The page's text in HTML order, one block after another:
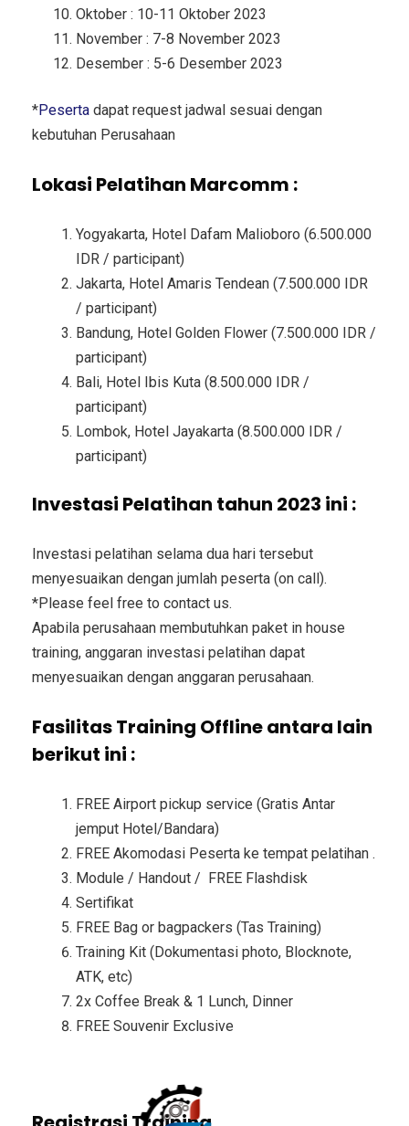
Oktober : 10-11 Oktober 2023
November : 7-8 November 2023
Desember : 5-6 Desember 2023
*Peserta dapat request jadwal sesuai dengan
kebutuhan Perusahaan
Lokasi Pelatihan Marcomm :
Yogyakarta, Hotel Dafam Malioboro (6.500.000
IDR / participant)
Jakarta, Hotel Amaris Tendean (7.500.000 IDR
/ participant)
Bandung, Hotel Golden Flower (7.500.000 IDR /
participant)
Bali, Hotel Ibis Kuta (8.500.000 IDR /
participant)
Lombok, Hotel Jayakarta (8.500.000 IDR /
participant)
Investasi Pelatihan tahun 2023 ini :
Investasi pelatihan selama dua hari tersebut
menyesuaikan dengan jumlah peserta (on call).
*Please feel free to contact us.
Apabila perusahaan membutuhkan paket in house
training, anggaran investasi pelatihan dapat
menyesuaikan dengan anggaran perusahaan.
Fasilitas Training Offline antara lain
berikut ini :
FREE Airport pickup service (Gratis Antar
jemput Hotel/Bandara)
FREE Akomodasi Peserta ke tempat pelatihan .
Module / Handout / FREE Flashdisk
Sertifikat
FREE Bag or bagpackers (Tas Training)
Training Kit (Dokumentasi photo, Blocknote,
ATK, etc)
2x Coffee Break & 1 Lunch, Dinner
FREE Souvenir Exclusive